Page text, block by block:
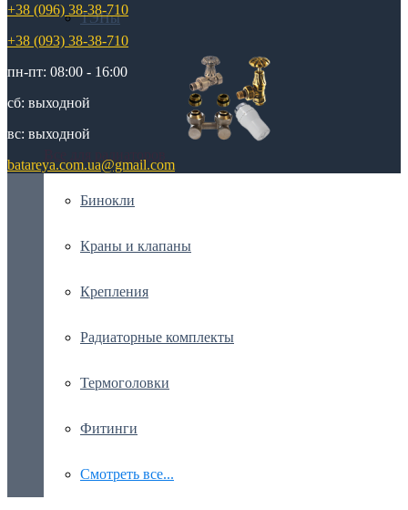
ТЭНы
Бинокли
Краны и клапаны
Крепления
Радиаторные комплекты
Термоголовки
Фитинги
Смотреть все...
+38 (096) 38-38-710
+38 (093) 38-38-710
пн-пт: 08:00 - 16:00
сб: выходной
вс: выходной
batareya.com.ua@gmail.com